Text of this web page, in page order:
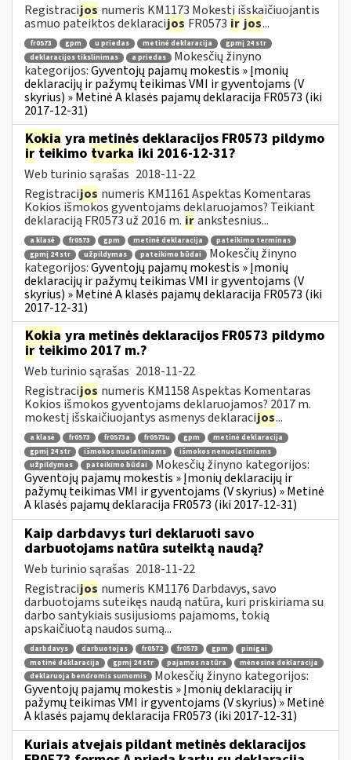
Registracijos numeris KM1173 Mokestį išskaičiuojantis
asmuo pateiktos deklaracijos FR0573 ir jos...
fr0573 gpm u priedas metinė deklaracija
gpmį 24 str
deklaracijos tikslinimas
a priedas
Mokesčių žinyno
kategorijos:Gyventojų pajamų mokestis » Įmonių
deklaracijų ir pažymų teikimas VMI ir gyventojams (V
skyrius) » Metinė A klasės pajamų deklaracija FR0573 (iki
2017-12-31)
Kokia yra metinės deklaracijos FR0573 pildymo
irteikimo tvarka iki 2016-12-31?
Web turinio sąrašas 2018-11-22
Registracijos numeris KM1161 Aspektas Komentaras
Kokios išmokos gyventojams deklaruojamos? Teikiant
deklaraciją FR0573 už 2016 m. irankstesnius...
a klasė fr0573 gpm metinė deklaracija
pateikimo terminas
gpmį 24 str
užpildymas pateikimo būdai
Mokesčių žinyno
kategorijos:Gyventojų pajamų mokestis » Įmonių
deklaracijų ir pažymų teikimas VMI ir gyventojams (V
skyrius) » Metinė A klasės pajamų deklaracija FR0573 (iki
2017-12-31)
Kokia yra metinės deklaracijos FR0573 pildymo
irteikimo 2017 m.?
Web turinio sąrašas 2018-11-22
Registracijos numeris KM1158 Aspektas Komentaras
Kokios išmokos gyventojams deklaruojamos? 2017 m.
mokestį išskaičiuojantys asmenys deklaracijos...
a klasė fr0573 fr0573a fr0573u gpm
metinė deklaracija
gpmį 24 str
išmokos nuolatiniams
išmokos nenuolatiniams
užpildymas
pateikimo būdai
Mokesčių žinyno kategorijos:
Gyventojų pajamų mokestis » Įmonių deklaracijų ir
pažymų teikimas VMI ir gyventojams (V skyrius) » Metinė
A klasės pajamų deklaracija FR0573 (iki 2017-12-31)
Kaip darbdavys turi deklaruoti savo
darbuotojams natūra suteiktą naudą?
Web turinio sąrašas 2018-11-22
Registracijos numeris KM1176 Darbdavys, savo
darbuotojams suteikęs naudą natūra, kuri priskiriama su
darbo santykiais susijusioms pajamoms, tokią
apskaičiuotą naudos sumą...
darbdavys darbuotojas fr0572 fr0573 gpm
pinigai
metinė deklaracija
gpmį 24 str pajamos natūra
mėnesinė deklaracija
deklaruoja bendromis sumomis
Mokesčių žinyno kategorijos:
Gyventojų pajamų mokestis » Įmonių deklaracijų ir
pažymų teikimas VMI ir gyventojams (V skyrius) » Metinė
A klasės pajamų deklaracija FR0573 (iki 2017-12-31)
Kuriais atvejais pildant metinės deklaracijos